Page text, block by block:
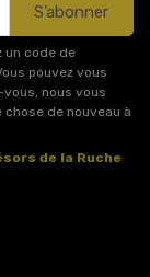
S’abonner
un code de
pouvez vous
nous vous
de nouveau à
de la Ruche